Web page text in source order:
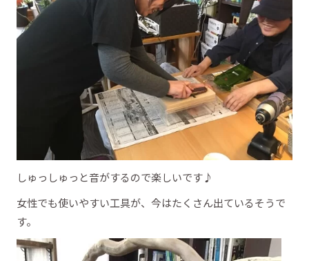
しゅっしゅっと音がするので楽しいです♪
女性でも使いやすい工具が、今はたくさん出ているそうで
す。